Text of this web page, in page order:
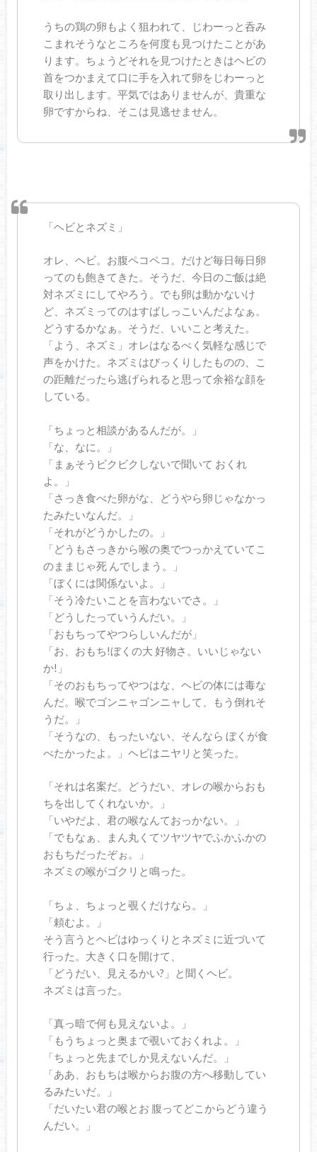
うちの鶏の卵もよく狙われて、じわーっと呑み
こまれそうなところを何度も見つけたことがあ
ります。ちょうどそれを見つけたときはヘビの
首をつかまえて口に手を入れて卵をじわーっと
取り出します。平気ではありませんが、貴重な
卵ですからね、そこは見逃せません。
「ヘビとネズミ」
オレ、ヘビ。お腹ペコペコ。だけど毎日毎日卵
ってのも飽きてきた。そうだ、今日のご飯は絶
対ネズミにしてやろう。でも卵は動かないけ
ど、ネズミってのはすばしっこいんだよなぁ。
どうするかなぁ。そうだ、いいこと考えた。
「よう、ネズミ」オレはなるべく気軽な感じで
声をかけた。ネズミはびっくりしたものの、こ
の距離だったら逃げられると思って余裕な顔を
している。
「ちょっと相談があるんだが。」
「な、なに。」
「まぁそうビクビクしないで聞いて おくれ
よ。」
「さっき食べた卵がな、どうやら卵じゃなかっ
たみたいなんだ。」
「それがどうかしたの。」
「どうもさっきから喉の奥でつっかえていてこ
のままじゃ死 んでしまう。」
「ぼくには関係ないよ。」
「そう冷たいことを言わないでさ。」
「どうしたっていうんだい。」
「おもちってやつらしいんだが」
「お、おもち!ぼくの大 好物さ。いいじゃない
か!」
「そのおもちってやつはな、ヘビの体には毒な
んだ。喉でゴンニャゴンニャして、もう倒れそ
うだ。」
「そうなの、もったいない、そんなら ぼくが食
べたかったよ。」ヘビはニヤリと笑った。
「それは名案だ。どうだい、オレの喉からおも
ちを出してくれないか。」
「いやだよ、君の喉なんておっかない。」
「でもなぁ、まん丸くてツヤツヤでふかふかの
おもちだったぞぉ。」
ネズミの喉がゴクリと鳴った。
「ちょ、ちょっと覗くだけなら。」
「頼むよ。」
そう言うとヘビはゆっくりとネズミに近づいて
行った。大きく口を開けて、
「どうだい、見えるかい?」と聞くヘビ。
ネズミは言った。
「真っ暗で何も見えないよ。」
「もうちょっと奥まで覗いておくれよ。」
「ちょっと先までしか見えないんだ。」
「ああ、おもちは喉からお腹の方へ移動してい
るみたいだ。」
「だいたい君の喉とお 腹ってどこからどう違う
んだい。」